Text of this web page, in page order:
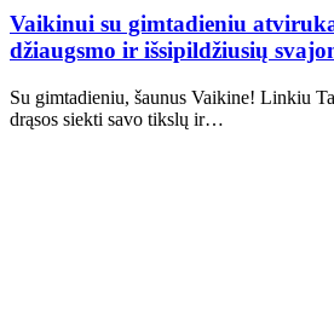
Vaikinui su gimtadieniu
džiaugsmo ir išsipildžiusių
Su gimtadieniu, šaunus Vaikine! Linkiu
drąsos siekti savo tikslų ir…